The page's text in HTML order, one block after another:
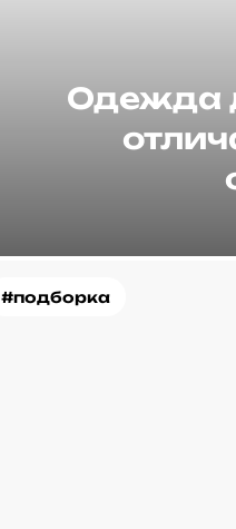
Одежда
#подборка